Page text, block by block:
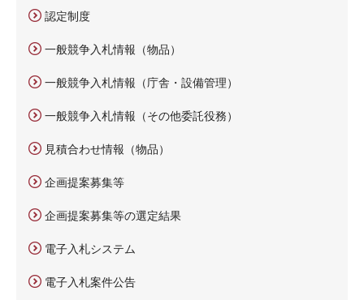
認定制度
一般競争入札情報（物品）
一般競争入札情報（庁舎・設備管理）
一般競争入札情報（その他委託役務）
見積合わせ情報（物品）
企画提案募集等
企画提案募集等の選定結果
電子入札システム
電子入札案件公告